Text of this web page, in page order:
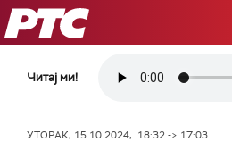
РТС
Читај ми!
УТОРАК, 15.10.2024, 18:32 -> 17:03